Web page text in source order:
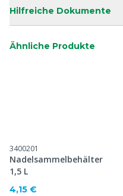
Hilfreiche Dokumente
Ähnliche Produkte
3400201
Nadelsammelbehälter
1,5 L
4,15 €